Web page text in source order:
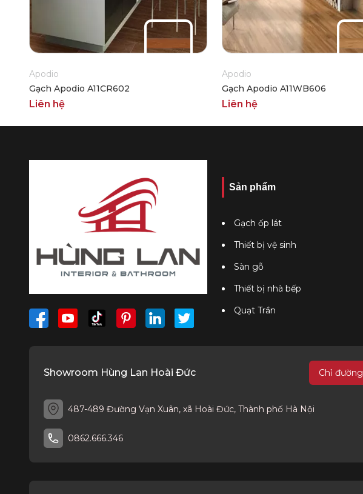
Apodio
Gạch Apodio A11CR602
Liên hệ
Apodio
Gạch Apodio A11WB606
Liên hệ
Sản phẩm
Gạch ốp lát
Thiết bị vệ sinh
Sàn gỗ
Thiết bị nhà bếp
Quạt Trần
Showroom Hùng Lan Hoài Đức Chỉ đường
487-489 Đường Vạn Xuân, xã Hoài Đức, Thành phố Hà Nội
0862.666.346